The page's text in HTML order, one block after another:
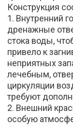
Конструкция
1. Внутренний
дренажные
стока воды,
привело к
неприятных
лечебным,
циркуляции
требуют
2. Внешний
особую